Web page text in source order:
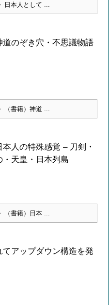
日本人として ...
道のぞき穴・不思議物語
（書籍）神道 ...
本人の特殊感覚 – 刀剣・
・天皇・日本列島
（書籍）日本 ...
てアップダウン構造を発